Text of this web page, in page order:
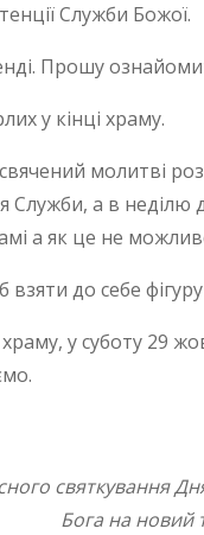
Служби Божої.
Прошу
у кінці храму.
молитві
Служби, а в
а як це не
до себе
у суботу 29
святкування
Бога на новий